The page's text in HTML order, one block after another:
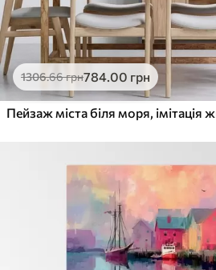
1306.66грн784.00 грн